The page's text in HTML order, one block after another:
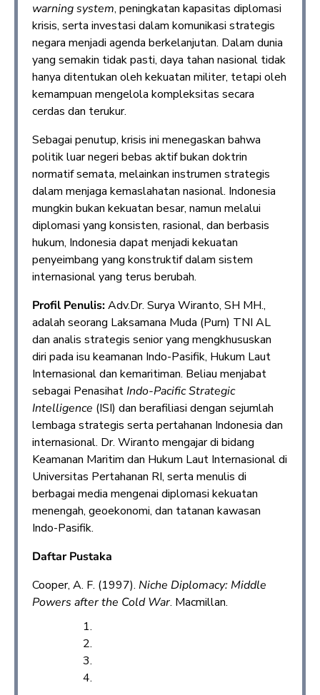
warning system, peningkatan kapasitas diplomasi
krisis, serta investasi dalam komunikasi strategis
negara menjadi agenda berkelanjutan. Dalam dunia
yang semakin tidak pasti, daya tahan nasional tidak
hanya ditentukan oleh kekuatan militer, tetapi oleh
kemampuan mengelola kompleksitas secara
cerdas dan terukur.
Sebagai penutup, krisis ini menegaskan bahwa
politik luar negeri bebas aktif bukan doktrin
normatif semata, melainkan instrumen strategis
dalam menjaga kemaslahatan nasional. Indonesia
mungkin bukan kekuatan besar, namun melalui
diplomasi yang konsisten, rasional, dan berbasis
hukum, Indonesia dapat menjadi kekuatan
penyeimbang yang konstruktif dalam sistem
internasional yang terus berubah.
Profil Penulis:Adv.Dr. Surya Wiranto, SH MH.,
adalah seorang Laksamana Muda (Purn) TNI AL
dan analis strategis senior yang mengkhususkan
diri pada isu keamanan Indo-Pasifik, Hukum Laut
Internasional dan kemaritiman. Beliau menjabat
sebagai PenasihatIndo-Pacific Strategic
Intelligence (ISI) dan berafiliasi dengan sejumlah
lembaga strategis serta pertahanan Indonesia dan
internasional. Dr. Wiranto mengajar di bidang
Keamanan Maritim dan Hukum Laut Internasional di
Universitas Pertahanan RI, serta menulis di
berbagai media mengenai diplomasi kekuatan
menengah, geoekonomi, dan tatanan kawasan
Indo-Pasifik.
Daftar Pustaka
Cooper, A. F. (1997). Niche Diplomacy: Middle
Powers after the Cold War. Macmillan.